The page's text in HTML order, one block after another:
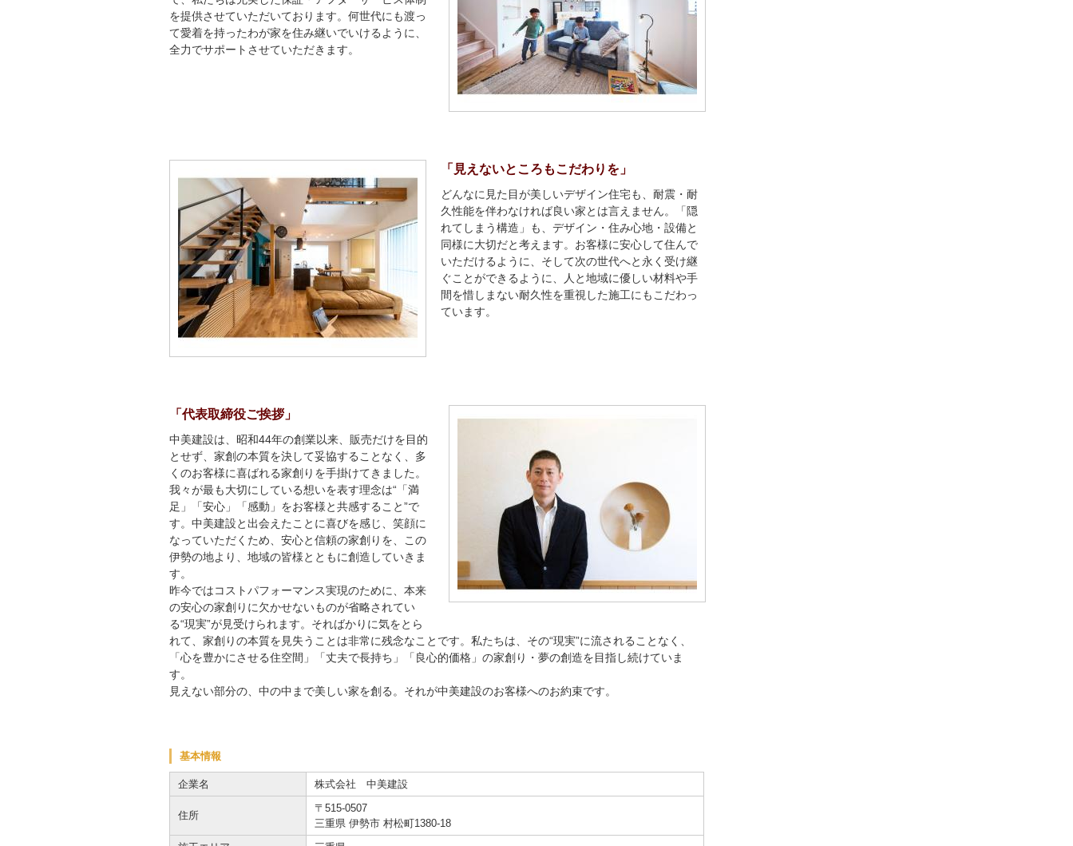
を提供させていただいております。何世代にも渡っ
て愛着を持ったわが家を住み継いでいけるように、
全力でサポートさせていただきます。
「見えないところもこだわりを」
どんなに見た目が美しいデザイン住宅も、耐震・耐
久性能を伴わなければ良い家とは言えません。「隠
れてしまう構造」も、デザイン・住み心地・設備と
同様に大切だと考えます。お客様に安心して住んで
いただけるように、そして次の世代へと永く受け継
ぐことができるように、人と地域に優しい材料や手
間を惜しまない耐久性を重視した施工にもこだわっ
ています。
「代表取締役ご挨拶」
中美建設は、昭和44年の創業以来、販売だけを目的
とせず、家創の本質を決して妥協することなく、多
くのお客様に喜ばれる家創りを手掛けてきました。
我々が最も大切にしている想いを表す理念は“「満
足」「安心」「感動」をお客様と共感すること”で
す。中美建設と出会えたことに喜びを感じ、笑顔に
なっていただくため、安心と信頼の家創りを、この
伊勢の地より、地域の皆様とともに創造していきま
す。
昨今ではコストパフォーマンス実現のために、本来
の安心の家創りに欠かせないものが省略されてい
る“現実”が見受けられます。そればかりに気をとら
れて、家創りの本質を見失うことは非常に残念なことです。私たちは、その“現実”に流されることなく、
「心を豊かにさせる住空間」「丈夫で長持ち」「良心的価格」の家創り・夢の創造を目指し続けていま
す。
見えない部分の、中の中まで美しい家を創る。それが中美建設のお客様へのお約束です。
基本情報
企業名 株式会社 中美建設
住所
〒515-0507
三重県 伊勢市 村松町1380-18